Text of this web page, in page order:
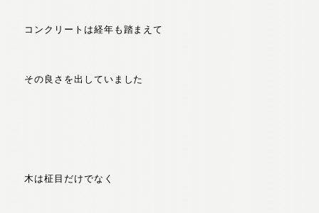
コンクリートは経年も踏まえて
その良さを出していました
木は柾目だけでなく